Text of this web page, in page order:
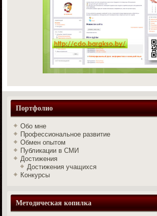
Портфолио
Обо мне
Профессиональное развитие
Обмен опытом
Публикации в СМИ
Достижения
Достижения учащихся
Конкурсы
Методическая копилка